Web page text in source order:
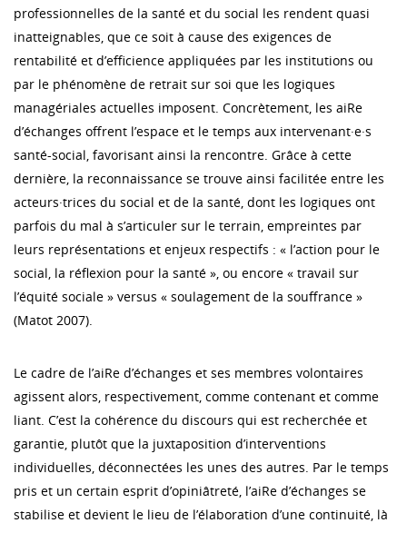
professionnelles de la santé et du social les rendent quasi
inatteignables, que ce soit à cause des exigences de
rentabilité et d’efficience appliquées par les institutions ou
par le phénomène de retrait sur soi que les logiques
managériales actuelles imposent. Concrètement, les aiRe
d’échanges offrent l’espace et le temps aux intervenant·e·s
santé-social, favorisant ainsi la rencontre. Grâce à cette
dernière, la reconnaissance se trouve ainsi facilitée entre les
acteurs·trices du social et de la santé, dont les logiques ont
parfois du mal à s’articuler sur le terrain, empreintes par
leurs représentations et enjeux respectifs : « l’action pour le
social, la réflexion pour la santé », ou encore « travail sur
l’équité sociale » versus « soulagement de la souffrance »
(Matot 2007).
Le cadre de l’aiRe d’échanges et ses membres volontaires
agissent alors, respectivement, comme contenant et comme
liant. C’est la cohérence du discours qui est recherchée et
garantie, plutôt que la juxtaposition d’interventions
individuelles, déconnectées les unes des autres. Par le temps
pris et un certain esprit d’opiniâtreté, l’aiRe d’échanges se
stabilise et devient le lieu de l’élaboration d’une continuité, là